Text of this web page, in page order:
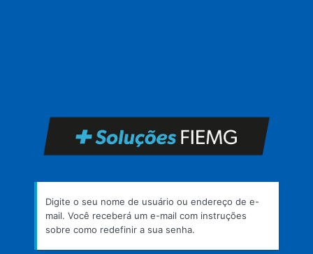
Digite o seu nome de usuário ou endereço de e-
mail. Você receberá um e-mail com instruções
sobre como redefinir a sua senha.